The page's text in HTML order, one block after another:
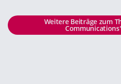
Weitere Beiträge zum